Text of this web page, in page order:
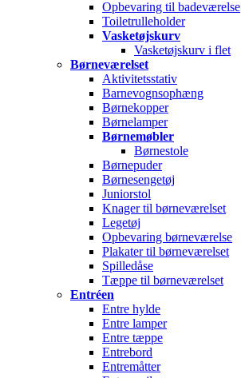
Opbevaring til badeværelse
Toiletrulleholder
Vasketøjskurv
Vasketøjskurv i flet
Børneværelset
Aktivitetsstativ
Barnevognsophæng
Børnekopper
Børnelamper
Børnemøbler
Børnestole
Børnepuder
Børnesengetøj
Juniorstol
Knager til børneværelset
Legetøj
Opbevaring børneværelse
Plakater til børneværelset
Spilledåse
Tæppe til børneværelset
Entréen
Entre hylde
Entre lamper
Entre tæppe
Entrebord
Entremåtter